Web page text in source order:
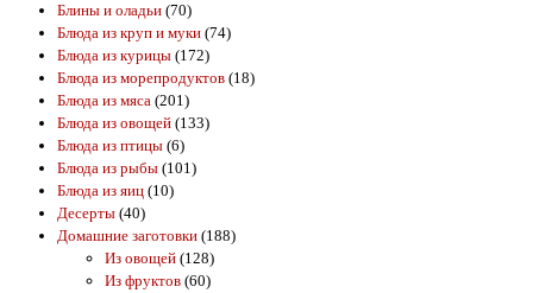
Блины и оладьи (70)
Блюда из круп и муки (74)
Блюда из курицы (172)
Блюда из морепродуктов (18)
Блюда из мяса (201)
Блюда из овощей (133)
Блюда из птицы (6)
Блюда из рыбы (101)
Блюда из яиц (10)
Десерты (40)
Домашние заготовки (188)
Из овощей (128)
Из фруктов (60)